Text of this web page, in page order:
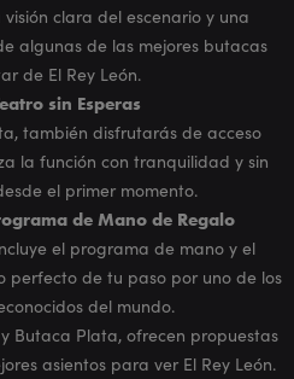
clara del escenario y una
algunas de las mejores butacas
de El Rey León.
sin Esperas
también disfrutarás de acceso
la función con tranquilidad y sin
el primer momento.
de Mano de Regalo
el programa de mano y el
perfecto de tu paso por uno de los
del mundo.
Butaca Plata, ofrecen propuestas
asientos para ver El Rey León.